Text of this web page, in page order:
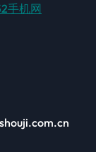
手机网